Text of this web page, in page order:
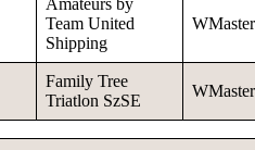
Amateurs by
Team United
Shipping
WMaster
Family Tree
Triatlon SzSE
WMaster